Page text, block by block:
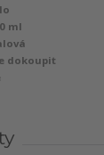
ml
dokoupit